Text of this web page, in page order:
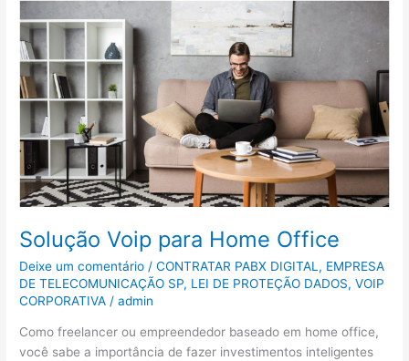
Solução Voip para Home Office
Deixe um comentário /CONTRATAR PABX DIGITAL , EMPRESA
DE TELECOMUNICAÇÃO SP, LEI DE PROTEÇÃO DADOS,VOIP
CORPORATIVA /admin
Como freelancer ou empreendedor baseado em home office,
você sabe a importância de fazer investimentos inteligentes
Voip
para
Home
Office